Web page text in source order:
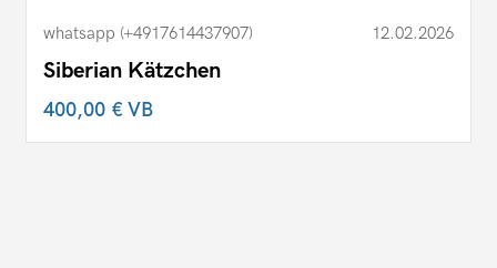
whatsapp (+4917614437907) 12.02.2026
Siberian Kätzchen
400,00 €VB